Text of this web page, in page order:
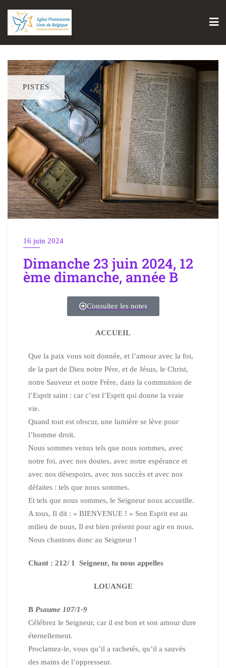
PISTES
16 juin 2024
Dimanche 23 juin 2024, 12
ème dimanche, année B
Consultez les notes
ACCUEIL
Que la paix vous soit donnée, et l’amour avec la foi,
de la part de Dieu notre Père, et de Jésus, le Christ,
notre Sauveur et notre Frère, dans la communion de
l’Esprit saint : car c’est l’Esprit qui donne la vraie
vie.
Quand tout est obscur, une lumière se lève pour
l’homme droit.
Nous sommes venus tels que nous sommes, avec
notre foi, avec nos doutes, avec notre espérance et
avec nos désespoirs, avec nos succès et avec nos
défaites : tels que nous sommes.
Et tels que nous sommes, le Seigneur nous accueille.
A tous, Il dit : « BIENVENUE ! » Son Esprit est au
milieu de nous, Il est bien présent pour agir en nous.
Nous chantons donc au Seigneur !
Chant : 212/ 1 Seigneur, tu nous appelles
LOUANGE
B Psaume 107/1-9
Célébrez le Seigneur, car il est bon et son amour dure
éternellement.
Proclamez-le, vous qu’il a rachetés, qu’il a sauvés
des mains de l’oppresseur.